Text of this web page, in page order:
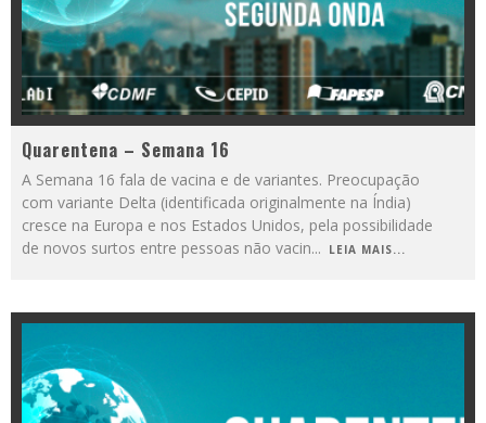
Quarentena – Semana 16
A Semana 16 fala de vacina e de variantes. Preocupação
com variante Delta (identificada originalmente na Índia)
cresce na Europa e nos Estados Unidos, pela possibilidade
de novos surtos entre pessoas não vacin... LEIA MAIS...